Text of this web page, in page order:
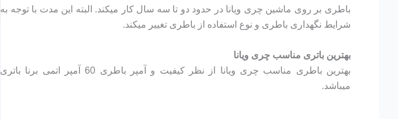
باطری بر روی ماشین چری ویانا در حدود دو تا سه سال کار میکند. البته این مدت با توجه به
شرایط نگهداری باطری و نوع استفاده از باطری تغییر میکند.
بهترین باتری مناسب چری ویانا
بهترین باطری مناسب چری ویانا از نظر کیفیت و آمپر باطری 60 آمپر اتمی برنا باتری
میباشد.